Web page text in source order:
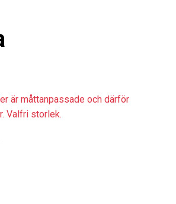
är måttanpassade och därför
Valfri storlek.